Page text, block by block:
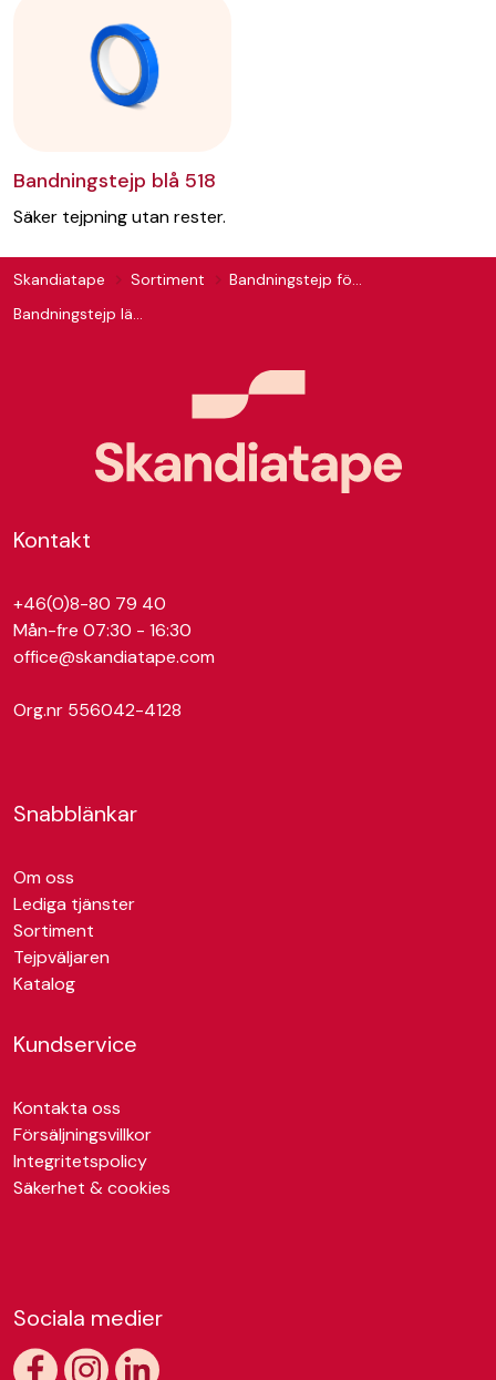
Bandningstejp blå 518
Säker tejpning utan rester.
Skandiatape Sortiment
Bandningstejp för pall
Bandningstejp längsarmerad 513
Kontakt
+46(0)8-80 79 40
Mån-fre 07:30 - 16:30
office@skandiatape.com
Org.nr 556042-4128
Snabblänkar
Om oss
Lediga tjänster
Sortiment
Tejpväljaren
Katalog
Kundservice
Kontakta oss
Försäljningsvillkor
Integritetspolicy
Säkerhet & cookies
Sociala medier